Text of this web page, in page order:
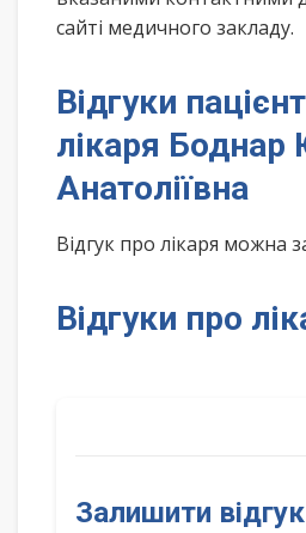
сайті медичного закладу.
Відгуки
лікаря Боднар
Анатоліївна
Відгук про лікаря можна
Відгуки про
Залишити